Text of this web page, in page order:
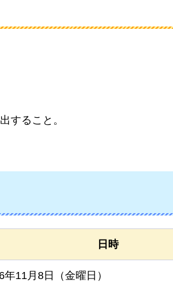
すること。
日時
年11月8日（金曜日）